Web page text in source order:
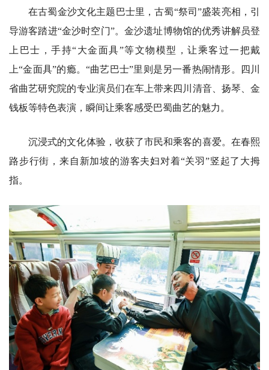
在古蜀金沙文化主题巴士里，古蜀“祭司”盛装亮相，引
导游客踏进“金沙时空门”。金沙遗址博物馆的优秀讲解员登
上巴士，手持“大金面具”等文物模型，让乘客过一把戴
上“金面具”的瘾。“曲艺巴士”里则是另一番热闹情形。四川
省曲艺研究院的专业演员们在车上带来四川清音、扬琴、金
钱板等特色表演，瞬间让乘客感受巴蜀曲艺的魅力。
沉浸式的文化体验，收获了市民和乘客的喜爱。在春熙
路步行街，来自新加坡的游客夫妇对着“关羽”竖起了大拇
指。